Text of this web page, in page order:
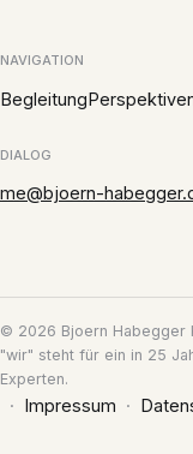
NAVIGATION
Begleitung
DIALOG
me@bjoern-
© 2026 Bjoern Habegger
"wir" steht für ein in 25
Experten.
Impressum